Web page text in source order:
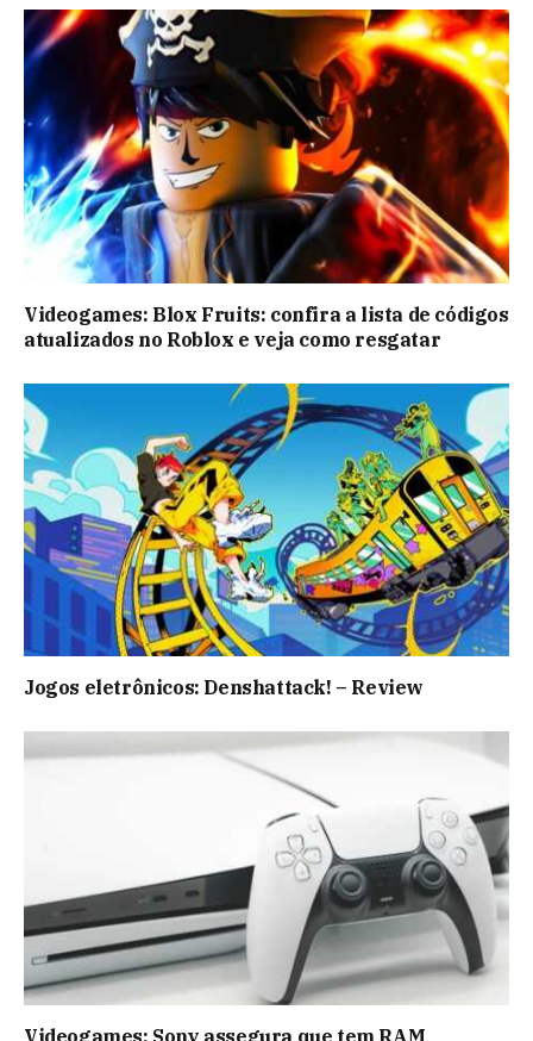
Videogames: Blox Fruits: confira a lista de códigos
atualizados no Roblox e veja como resgatar
Jogos eletrônicos: Denshattack! – Review
Videogames: Sony assegura que tem RAM